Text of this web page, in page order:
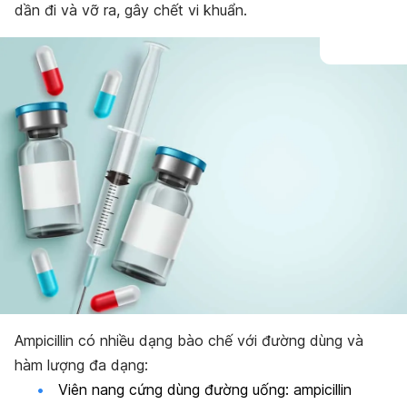
dần đi và vỡ ra, gây chết vi khuẩn.
Ampicillin có nhiều dạng bào chế với đường dùng và
hàm lượng đa dạng:
Viên nang cứng dùng đường uống: ampicillin